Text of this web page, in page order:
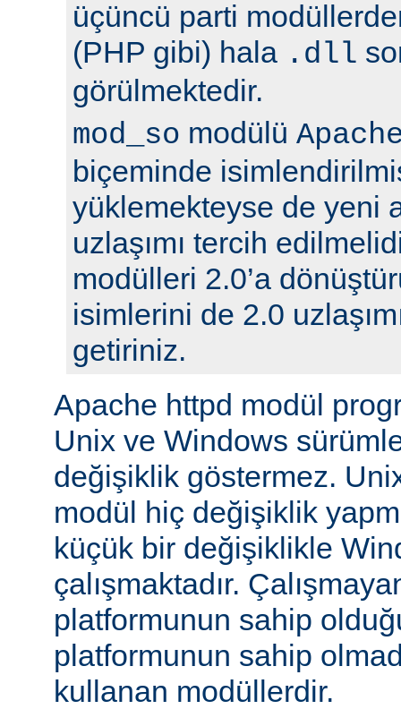
üçüncü parti
(PHP gibi) hala .dll
görülmektedir.
mod_so modülü
biçeminde
yüklemekteyse de yeni
uzlaşımı tercih
modülleri 2.0’a
isimlerini de 2.0
getiriniz.
Apache httpd modül
Unix ve Windows
değişiklik göstermez.
modül hiç değişiklik
küçük bir değişiklikle
çalışmaktadır.
platformunun sahip
platformunun sahip
kullanan modüllerdir.